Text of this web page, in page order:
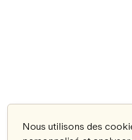
Nous utilisons des